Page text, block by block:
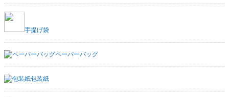
手提げ袋
ペーパーバッグ
包装紙